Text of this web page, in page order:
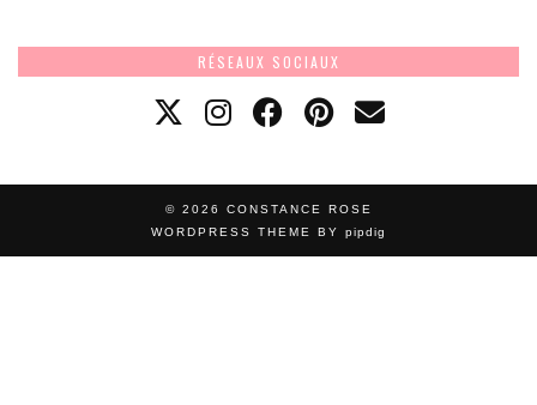
RÉSEAUX SOCIAUX
© 2026 CONSTANCE ROSE
WORDPRESS THEME BY pipdig